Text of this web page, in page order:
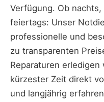
Verfügung. Ob
feiertags: Unser
professionelle und
zu transparenten
Reparaturen
kürzester Zeit direkt
und langjährig